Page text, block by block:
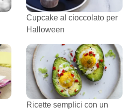
Cupcake al cioccolato per
Halloween
Ricette semplici con un